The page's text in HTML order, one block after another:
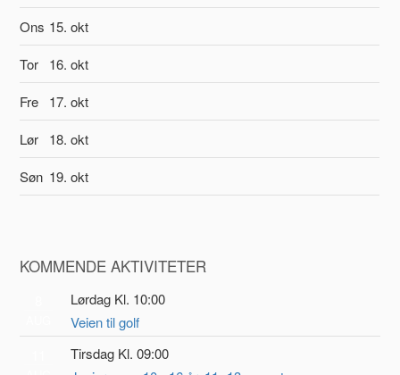
Ons 15. okt
Tor
16. okt
Fre
17. okt
Lør
18. okt
Søn 19. okt
KOMMENDE AKTIVITETER
Lørdag Kl. 10:00
Veien til golf
Tirsdag Kl. 09:00